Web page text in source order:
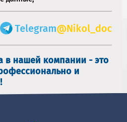
Telegram@Nikol_doc
в нашей компании - это
и